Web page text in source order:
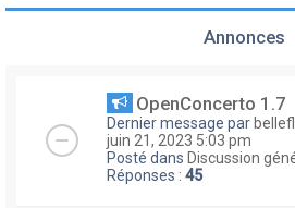
Annonces
OpenConcerto 1.7
Dernier message par
juin 21, 2023 5:03 pm
Posté dans Discussion
Réponses : 45